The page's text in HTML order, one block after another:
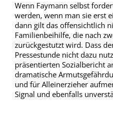
Wenn Faymann selbst
werden, wenn man sie erst
dann gilt das offensichtlich
Familienbeihilfe, die nach
zurückgestutzt wird. Dass
Pressestunde nicht dazu
präsentierten Sozialbericht
dramatische
und für Alleinerzieher
Signal und ebenfalls